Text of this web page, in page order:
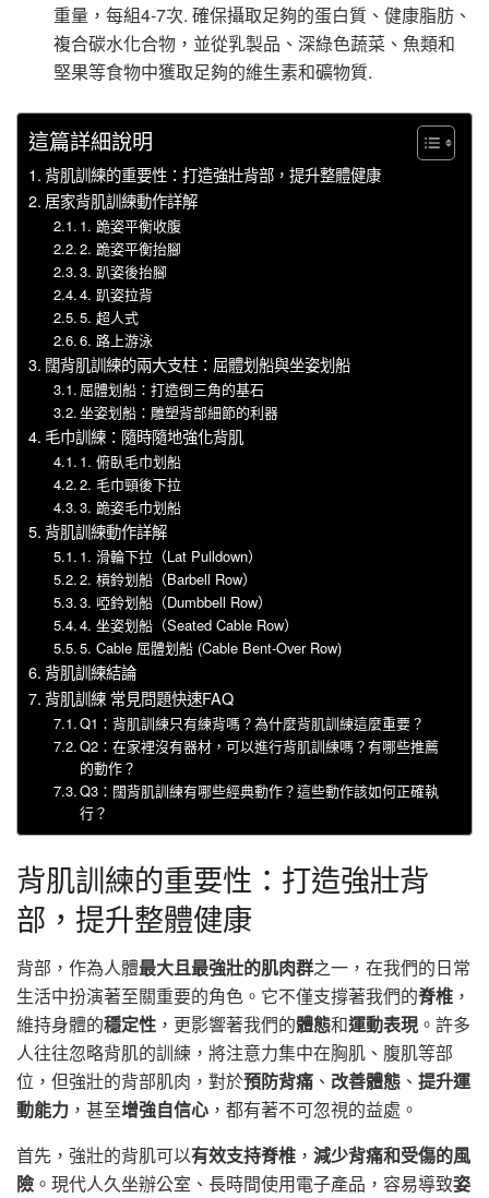
重量，每組4-7次. 確保攝取足夠的蛋白質、健康脂肪、
複合碳水化合物，並從乳製品、深綠色蔬菜、魚類和
堅果等食物中獲取足夠的維生素和礦物質.
這篇詳細說明
背肌訓練的重要性：打造強壯背部，提升整體健康
居家背肌訓練動作詳解
1. 跪姿平衡收腹
2. 跪姿平衡抬腳
3. 趴姿後抬腳
4. 趴姿拉背
5. 超人式
6. 路上游泳
闊背肌訓練的兩大支柱：屈體划船與坐姿划船
屈體划船：打造倒三角的基石
坐姿划船：雕塑背部細節的利器
毛巾訓練：隨時隨地強化背肌
1. 俯臥毛巾划船
2. 毛巾頸後下拉
3. 跪姿毛巾划船
背肌訓練動作詳解
1. 滑輪下拉（Lat Pulldown）
2. 槓鈴划船（Barbell Row）
3. 啞鈴划船（Dumbbell Row）
4. 坐姿划船（Seated Cable Row）
5. Cable 屈體划船 (Cable Bent-Over Row)
背肌訓練結論
背肌訓練 常見問題快速FAQ
Q1：背肌訓練只有練背嗎？為什麼背肌訓練這麼重要？
Q2：在家裡沒有器材，可以進行背肌訓練嗎？有哪些推薦
的動作？
Q3：闊背肌訓練有哪些經典動作？這些動作該如何正確執
行？
背肌訓練的重要性：打造強壯背
部，提升整體健康
背部，作為人體最大且最強壯的肌肉群之一，在我們的日常
生活中扮演著至關重要的角色。它不僅支撐著我們的脊椎 ，
維持身體的穩定性 ，更影響著我們的體態和運動表現。許多
人往往忽略背肌的訓練，將注意力集中在胸肌、腹肌等部
位，但強壯的背部肌肉，對於預防背痛 、 改善體態 、 提升運
動能力 ，甚至增強自信心 ，都有著不可忽視的益處。
首先，強壯的背肌可以有效支持脊椎 ， 減少背痛和受傷的風
險 。現代人久坐辦公室、長時間使用電子產品，容易導致姿